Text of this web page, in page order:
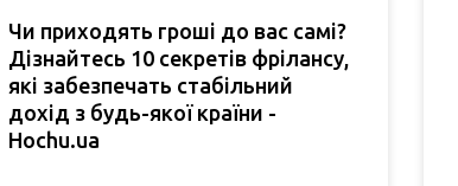
Чи приходять гроші до вас самі?
Дізнайтесь 10 секретів фрілансу,
які забезпечать стабільний
дохід з будь-якої країни -
Hochu.ua